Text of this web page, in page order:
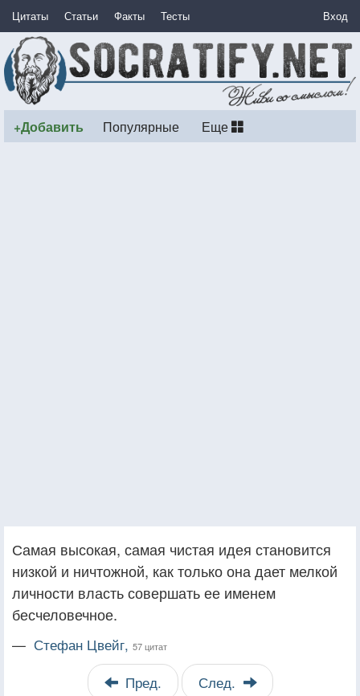
Цитаты Статьи Факты Тесты Вход
+Добавить Популярные Еще
Самая высокая, самая чистая идея становится
низкой и ничтожной, как только она дает мелкой
личности власть совершать ее именем
бесчеловечное.
— Стефан Цвейг, 57 цитат
Пред. След.